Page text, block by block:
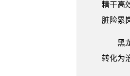
精干高
脏险累
黑
转化为